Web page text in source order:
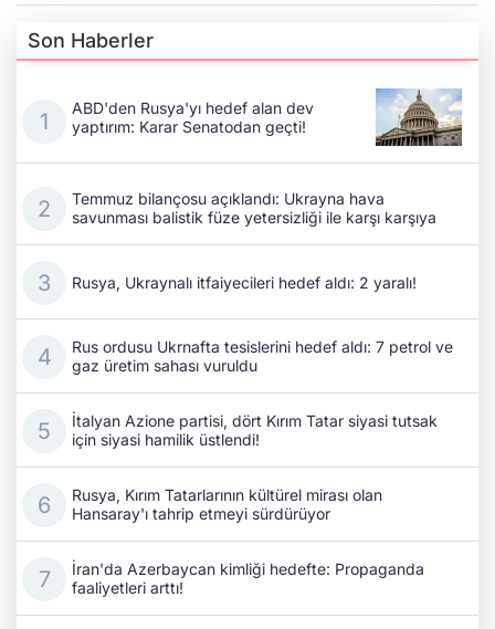
Son Haberler
ABD'den Rusya'yı hedef alan dev
yaptırım: Karar Senatodan geçti!
Temmuz bilançosu açıklandı: Ukrayna hava
savunması balistik füze yetersizliği ile karşı karşıya
Rusya, Ukraynalı itfaiyecileri hedef aldı: 2 yaralı!
Rus ordusu Ukrnafta tesislerini hedef aldı: 7 petrol ve
gaz üretim sahası vuruldu
İtalyan Azione partisi, dört Kırım Tatar siyasi tutsak
için siyasi hamilik üstlendi!
Rusya, Kırım Tatarlarının kültürel mirası olan
Hansaray'ı tahrip etmeyi sürdürüyor
İran'da Azerbaycan kimliği hedefte: Propaganda
faaliyetleri arttı!